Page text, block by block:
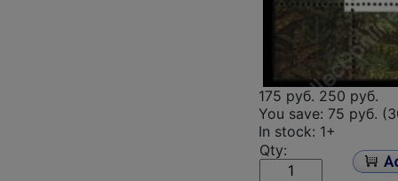
175 руб. 250 руб.
You save: 75 руб.
In stock: 1+
Qty: